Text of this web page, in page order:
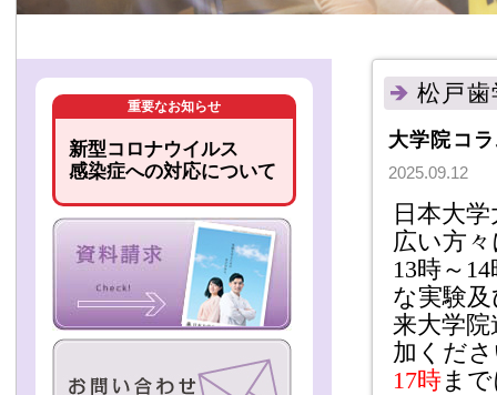
重要なお知らせ
新型コロナウイルス
感染症への対応について
松戸
大学院コ
2025.09.12
日本大
広い方
13時～ 14
な実験
来大学
加くだ
17時ま